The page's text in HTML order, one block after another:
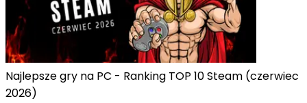
Najlepsze gry na PC - Ranking TOP 10 Steam (czerwiec
2026)